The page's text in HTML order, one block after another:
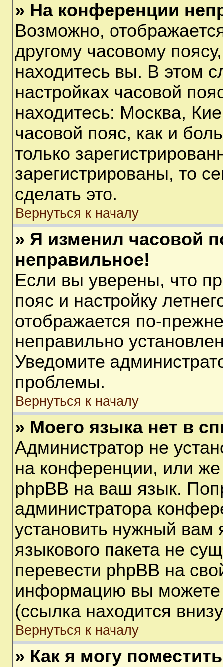
» На конференции
Возможно,
другому часовому
находитесь вы. В этом
настройках часовой
находитесь: Москва,
часовой пояс, как и
только
зарегистрированы, то
сделать это.
Вернуться к началу
» Я изменил часовой
неправильное!
Если вы уверены, что
пояс и настройку
отображается по-
неправильно
Уведомите
проблемы.
Вернуться к началу
» Моего языка нет в
Администратор не
на конференции, или же
phpBB на ваш язык.
администратора
установить нужный вам
языкового пакета не
перевести phpBB на
информацию вы можете
(ссылка находится
Вернуться к началу
» Как я могу